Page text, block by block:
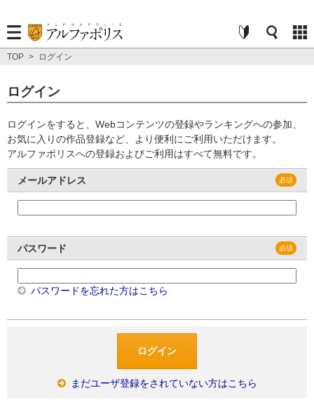
TOP > ログイン
ログイン
ログインをすると、Webコンテンツの登録やランキングへの参加、
お気に入りの作品登録など、より便利にご利用いただけます。
アルファポリスへの登録およびご利用はすべて無料です。
メールアドレス
パスワード
パスワードを忘れた方はこちら
まだユーザ登録をされていない方はこちら